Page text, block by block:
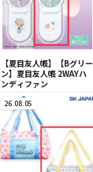
【夏目友人帳】【Bグリー
ン】夏目友人帳 2WAYハ
ンディファン
26.08.05